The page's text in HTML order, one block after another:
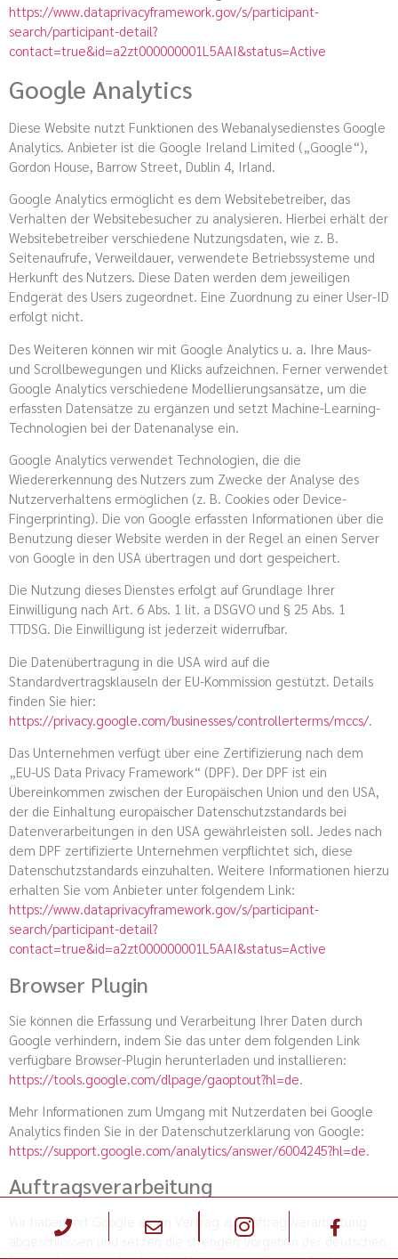
https://www.dataprivacyframework.gov/s/participant-
search/participant-detail?
contact=true&id=a2zt000000001L5AAI&status=Active
Google Analytics
Diese Website nutzt Funktionen des Webanalysedienstes Google
Analytics. Anbieter ist die Google Ireland Limited („Google“),
Gordon House, Barrow Street, Dublin 4, Irland.
Google Analytics ermöglicht es dem Websitebetreiber, das
Verhalten der Websitebesucher zu analysieren. Hierbei erhält der
Websitebetreiber verschiedene Nutzungsdaten, wie z. B.
Seitenaufrufe, Verweildauer, verwendete Betriebssysteme und
Herkunft des Nutzers. Diese Daten werden dem jeweiligen
Endgerät des Users zugeordnet. Eine Zuordnung zu einer User-ID
erfolgt nicht.
Des Weiteren können wir mit Google Analytics u. a. Ihre Maus-
und Scrollbewegungen und Klicks aufzeichnen. Ferner verwendet
Google Analytics verschiedene Modellierungsansätze, um die
erfassten Datensätze zu ergänzen und setzt Machine-Learning-
Technologien bei der Datenanalyse ein.
Google Analytics verwendet Technologien, die die
Wiedererkennung des Nutzers zum Zwecke der Analyse des
Nutzerverhaltens ermöglichen (z. B. Cookies oder Device-
Fingerprinting). Die von Google erfassten Informationen über die
Benutzung dieser Website werden in der Regel an einen Server
von Google in den USA übertragen und dort gespeichert.
Die Nutzung dieses Dienstes erfolgt auf Grundlage Ihrer
Einwilligung nach Art. 6 Abs. 1 lit. a DSGVO und § 25 Abs. 1
TTDSG. Die Einwilligung ist jederzeit widerrufbar.
Die Datenübertragung in die USA wird auf die
Standardvertragsklauseln der EU-Kommission gestützt. Details
finden Sie hier:
https://privacy.google.com/businesses/controllerterms/mccs/
Das Unternehmen verfügt über eine Zertifizierung nach dem
„EU-US Data Privacy Framework“ (DPF). Der DPF ist ein
Übereinkommen zwischen der Europäischen Union und den USA,
der die Einhaltung europäischer Datenschutzstandards bei
Datenverarbeitungen in den USA gewährleisten soll. Jedes nach
dem DPF zertifizierte Unternehmen verpflichtet sich, diese
Datenschutzstandards einzuhalten. Weitere Informationen hierzu
erhalten Sie vom Anbieter unter folgendem Link:
https://www.dataprivacyframework.gov/s/participant-
search/participant-detail?
contact=true&id=a2zt000000001L5AAI&status=Active
Browser Plugin
Sie können die Erfassung und Verarbeitung Ihrer Daten durch
Google verhindern, indem Sie das unter dem folgenden Link
verfügbare Browser-Plugin herunterladen und installieren:
https://tools.google.com/dlpage/gaoptout?hl=de
Mehr Informationen zum Umgang mit Nutzerdaten bei Google
Analytics finden Sie in der Datenschutzerklärung von Google:
https://support.google.com/analytics/answer/6004245?hl=de.
Auftragsverarbeitung
Wir haben mit Google einen Vertrag zur Auftragsverarbeitung
abgeschlossen und setzen die strengen Vorgaben der deutschen